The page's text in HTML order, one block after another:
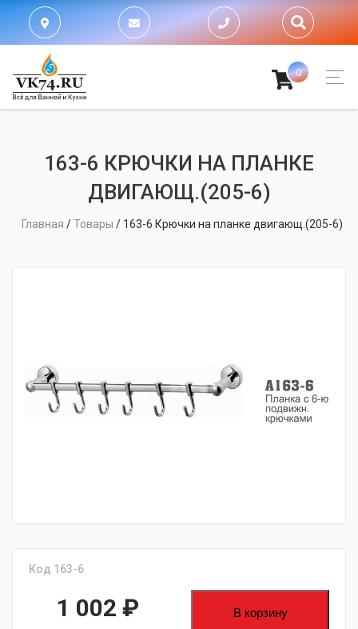
0
163-6 КРЮЧКИ НА ПЛАНКЕ
ДВИГАЮЩ.(205-6)
Главная /Товары / 163-6 Крючки на планке двигающ.(205-6)
Код 163-6
1 002 ₽ В корзину